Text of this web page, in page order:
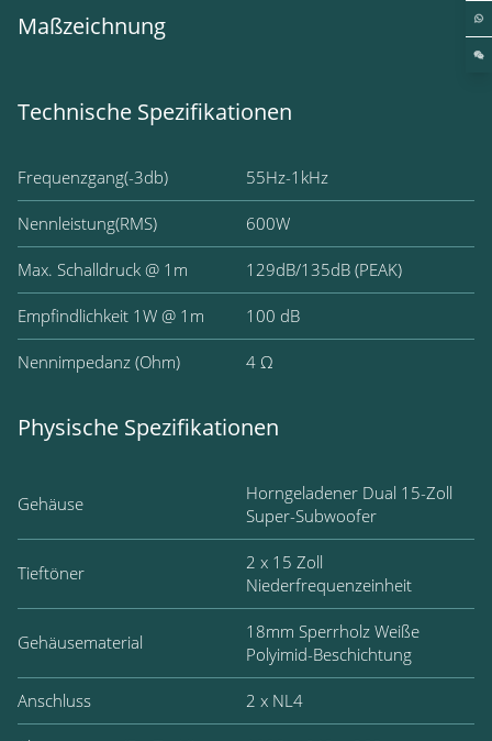
Maßzeichnung
Technische Spezifikationen
Frequenzgang(-3db) 55Hz-1kHz
Nennleistung(RMS) 600W
Max. Schalldruck @ 1m 129dB/135dB (PEAK)
Empfindlichkeit 1W @ 1m 100 dB
Nennimpedanz (Ohm) 4 Ω
Physische Spezifikationen
Gehäuse
Horngeladener Dual 15-Zoll
Super-Subwoofer
Tieftöner
2 x 15 Zoll
Niederfrequenzeinheit
Gehäusematerial
18mm Sperrholz Weiße
Polyimid-Beschichtung
Anschluss 2 x NL4